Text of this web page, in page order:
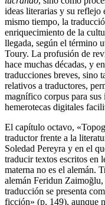
ideas literarias y su
mismo tiempo, la
enriquecimiento de la
llegada, según el término
Toury. La profusión de
hace muchas décadas, y
traducciones breves, sino
relativos a traductores,
magnífico corpus para
hemerotecas digitales
El capítulo octavo,
traductor frente a la
Soledad Pereyra y en el
traducir textos escritos en
materna no es el alemán.
alemán Feridun
traducción se presenta
ficción» (p. 149), aunque